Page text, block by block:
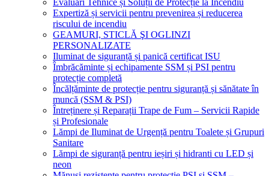
Evaluări Tehnice și Soluții de Protecție la Incendiu
Expertiză și servicii pentru prevenirea și reducerea
riscului de incendiu
GEAMURI, STICLĂ ŞI OGLINZI
PERSONALIZATE
Iluminat de siguranță și panică certificat ISU
Îmbrăcăminte și echipamente SSM și PSI pentru
protecție completă
Încălțăminte de protecție pentru siguranță și sănătate în
muncă (SSM & PSI)
Întreținere și Reparații Trape de Fum – Servicii Rapide
și Profesionale
Lămpi de Iluminat de Urgență pentru Toalete și Grupuri
Sanitare
Lămpi de siguranță pentru ieșiri și hidranti cu LED și
neon